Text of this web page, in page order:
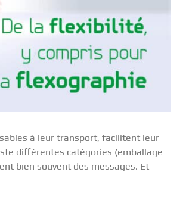
à leur transport, facilitent leur
différentes catégories (emballage
bien souvent des messages. Et